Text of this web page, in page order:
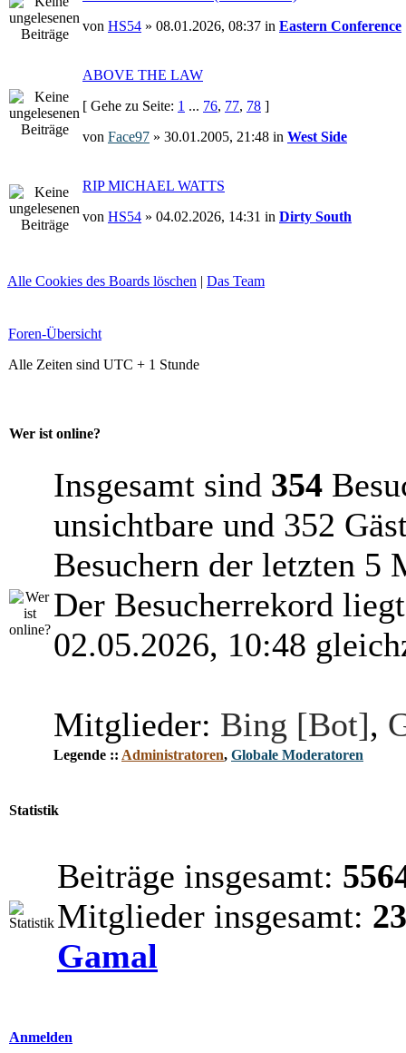
von HS54 » 08.01.2026, 08:37 in Eastern Conference
ABOVE THE LAW
[ Gehe zu Seite: 1 ... 76, 77, 78 ]
von Face97 » 30.01.2005, 21:48 in West Side
RIP MICHAEL WATTS
von HS54 » 04.02.2026, 14:31 in Dirty South
Alle Cookies des Boards löschen | Das Team
Foren-Übersicht
Alle Zeiten sind UTC + 1 Stunde
Wer ist online?
Insgesamt sind 354
unsichtbare und 352
Besuchern der letzten 5
Der Besucherrekord
02.05.2026, 10:48
Mitglieder: Bing [Bot],
Legende :: Administratoren, Globale Moderatoren
Statistik
Beiträge insgesamt:
Mitglieder insgesamt:
Gamal
Anmelden